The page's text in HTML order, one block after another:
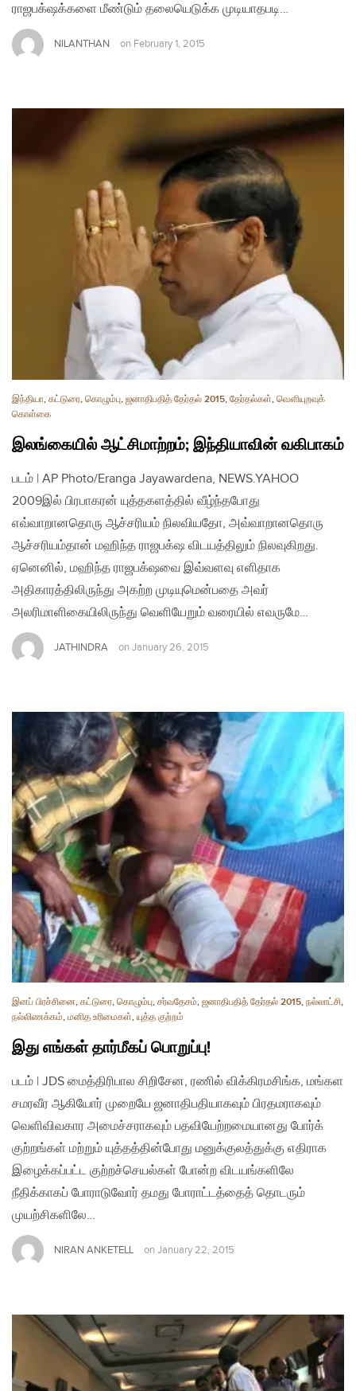
ராஜபக்‌ஷக்களை மீண்டும் தலையெடுக்க முடியாதபடி…
NILANTHAN on February 1, 2015
இந்தியா, கட்டுரை, கொழும்பு, ஜனாதிபதித் தேர்தல் 2015, தேர்தல்கள், வௌியுறவுக்
கொள்கை
இலங்கையில் ஆட்சிமாற்றம்; இந்தியாவின் வகிபாகம்
படம் | AP Photo/Eranga Jayawardena, NEWS.YAHOO
2009இல் பிரபாகரன் யுத்தகளத்தில் வீழ்ந்தபோது
எவ்வாறானதொரு ஆச்சரியம் நிலவியதோ, அவ்வாறானதொரு
ஆச்சரியம்தான் மஹிந்த ராஜபக்‌ஷ விடயத்திலும் நிலவுகிறது.
ஏனெனில், மஹிந்த ராஜபக்‌ஷவை இவ்வளவு எளிதாக
அதிகாரத்திலிருந்து அகற்ற முடியுமென்பதை அவர்
அலரிமாளிகையிலிருந்து வெளியேறும் வரையில் எவருமே…
JATHINDRA on January 26, 2015
இனப் பிரச்சினை, கட்டுரை, கொழும்பு, சர்வதேசம், ஜனாதிபதித் தேர்தல் 2015, நல்லாட்சி,
நல்லிணக்கம், மனித உரிமைகள், யுத்த குற்றம்
இது எங்கள் தார்மீகப் பொறுப்பு!
படம் | JDS மைத்திரிபால சிறிசேன, ரணில் விக்கிரமசிங்க, மங்கள
சமரவீர ஆகியோர் முறையே ஜனாதிபதியாகவும் பிரதமராகவும்
வெளிவிவகார அமைச்சராகவும் பதவியேற்றமையானது போர்க்
குற்றங்கள் மற்றும் யுத்தத்தின்போது மனுக்குலத்துக்கு எதிராக
இழைக்கப்பட்ட குற்றச்செயல்கள் போன்ற விடயங்களிலே
நீதிக்காகப் போராடுவோர் தமது போராட்டத்தைத் தொடரும்
முயற்சிகளிலே…
NIRAN ANKETELL on January 22, 2015